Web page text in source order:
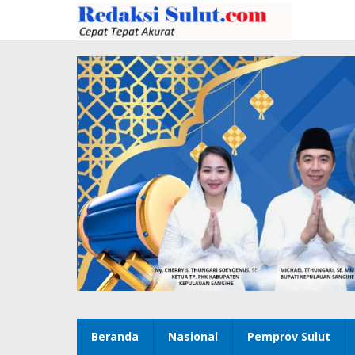
konten
Beranda Nasional Pemprov Sulut